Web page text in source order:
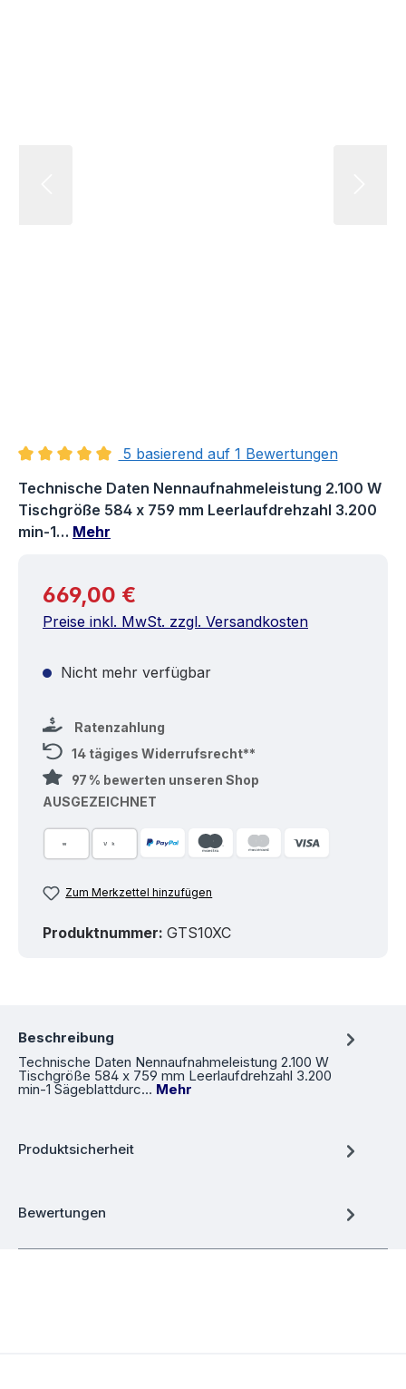
5 basierend auf 1 Bewertungen
Technische Daten Nennaufnahmeleistung 2.100 W
Tischgröße 584 x 759 mm Leerlaufdrehzahl 3.200
min-1… Mehr
Regulärer Preis:
669,00 €
Preise inkl. MwSt. zzgl. Versandkosten
Nicht mehr verfügbar
Ratenzahlung
14 tägiges Widerrufsrecht**
97 % bewerten unseren Shop
AUSGEZEICHNET
Zum Merkzettel hinzufügen
Produktnummer: GTS10XC
Beschreibung
Technische Daten Nennaufnahmeleistung 2.100 W
Tischgröße 584 x 759 mm Leerlaufdrehzahl 3.200
min-1 Sägeblattdurc… Mehr
Produktsicherheit
Bewertungen